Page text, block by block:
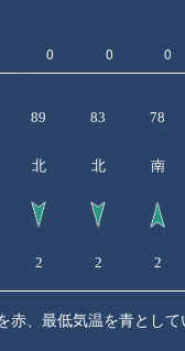
89 83 78
北 北 南
2 2 2
、最低気温を青として